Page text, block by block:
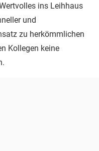
ins Leihhaus
und
zu herkömmlichen
Kollegen keine